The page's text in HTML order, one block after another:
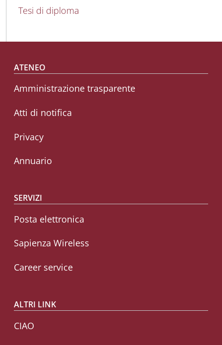
Tesi di diploma
Footer menu
ATENEO
Amministrazione trasparente
Atti di notifica
Privacy
Annuario
SERVIZI
Posta elettronica
Sapienza Wireless
Career service
ALTRI LINK
CIAO